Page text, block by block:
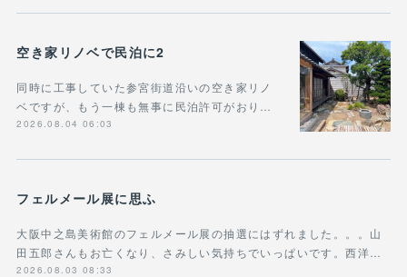
空き家リノベで民泊に2
同時に工事していた参宮街道沿いの空き家リノ
ベですが、もう一棟も無事に民泊許可がおり…
2026.08.04 06:03
フェルメール展に思ふ
大阪中之島美術館のフェルメール展の抽選にはずれました。。。山
田五郎さんもお亡くなり、さみしい気持ちでいっぱいです。西洋…
2026.08.03 08:33